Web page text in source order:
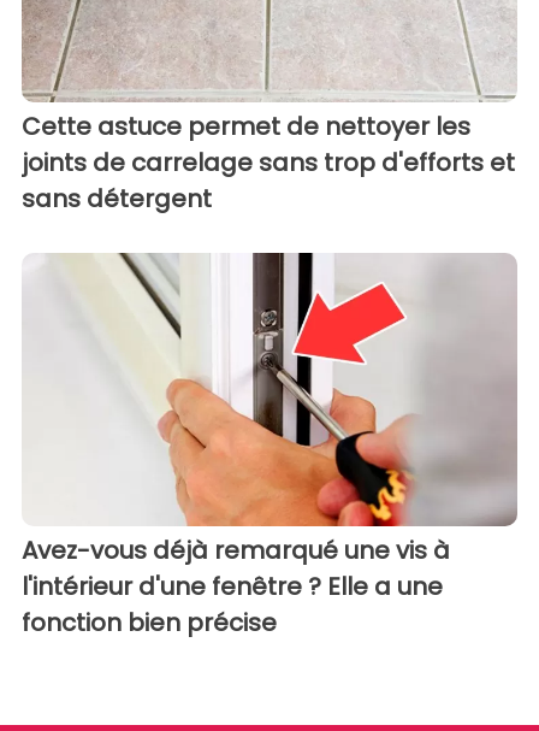
Cette astuce permet de nettoyer les
joints de carrelage sans trop d'efforts et
sans détergent
Avez-vous déjà remarqué une vis à
l'intérieur d'une fenêtre ? Elle a une
fonction bien précise